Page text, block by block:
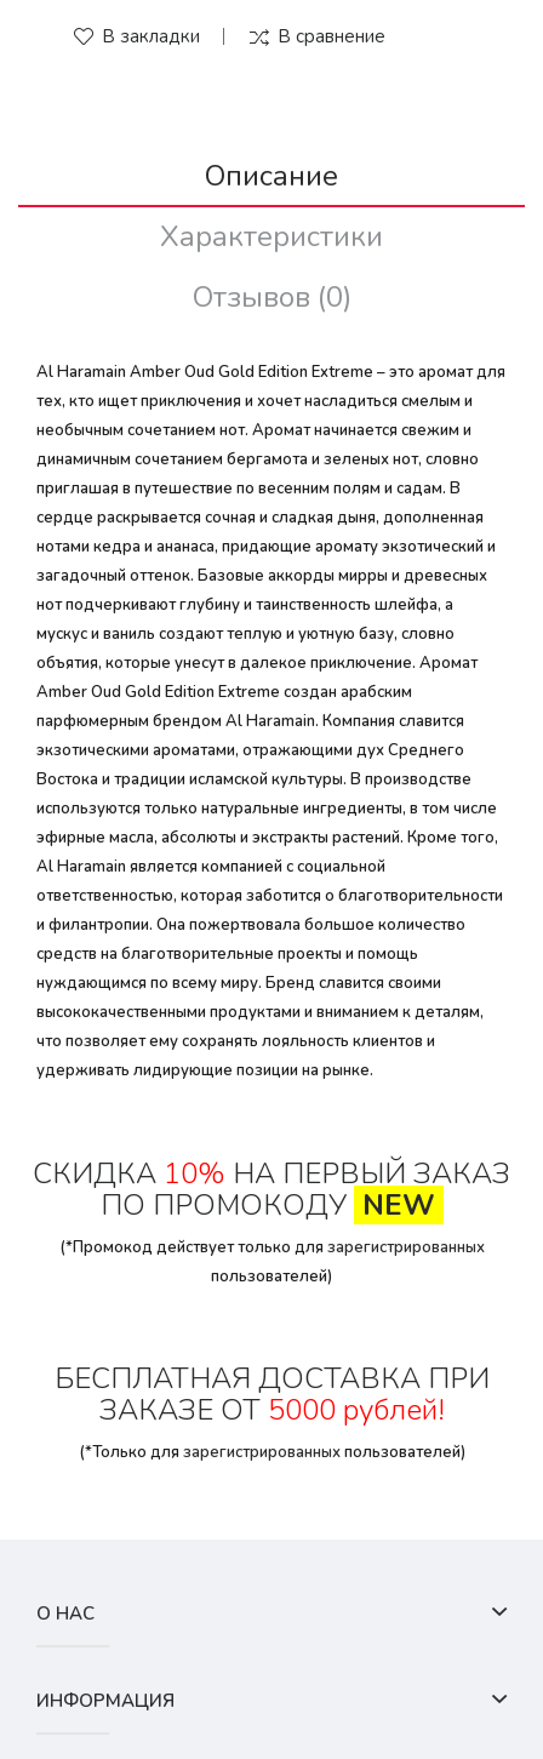
В закладки В сравнение
Описание
Характеристики
Отзывов (0)
Al Haramain Amber Oud Gold Edition Extreme – это аромат для
тех, кто ищет приключения и хочет насладиться смелым и
необычным сочетанием нот. Аромат начинается свежим и
динамичным сочетанием бергамота и зеленых нот, словно
приглашая в путешествие по весенним полям и садам. В
сердце раскрывается сочная и сладкая дыня, дополненная
нотами кедра и ананаса, придающие аромату экзотический и
загадочный оттенок. Базовые аккорды мирры и древесных
нот подчеркивают глубину и таинственность шлейфа, а
мускус и ваниль создают теплую и уютную базу, словно
объятия, которые унесут в далекое приключение. Аромат
Amber Oud Gold Edition Extreme создан арабским
парфюмерным брендом Al Haramain. Компания славится
экзотическими ароматами, отражающими дух Среднего
Востока и традиции исламской культуры. В производстве
используются только натуральные ингредиенты, в том числе
эфирные масла, абсолюты и экстракты растений. Кроме того,
Al Haramain является компанией с социальной
ответственностью, которая заботится о благотворительности
и филантропии. Она пожертвовала большое количество
средств на благотворительные проекты и помощь
нуждающимся по всему миру. Бренд славится своими
высококачественными продуктами и вниманием к деталям,
что позволяет ему сохранять лояльность клиентов и
удерживать лидирующие позиции на рынке.
СКИДКА 10% НА ПЕРВЫЙ ЗАКАЗ
ПО ПРОМОКОДУ NEW
(*Промокод действует только для зарегистрированных
пользователей)
БЕСПЛАТНАЯ ДОСТАВКА ПРИ
ЗАКАЗЕ ОТ 5000 рублей!
(*Только для зарегистрированныхпользователей)
О НАС
ИНФОРМАЦИЯ